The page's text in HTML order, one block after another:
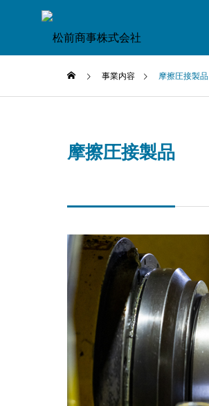
事業内容 摩擦圧接製品
摩擦圧接製品